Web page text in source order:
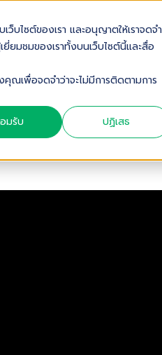
บไซต์ของเรา และอนุญาตให้เราจดจำ
ยี่ยมชมของเราทั้งบนเว็บไซต์นี้และสื่อ
คุณเพื่อจดจำว่าจะไม่มีการติดตามการ
มรับ ปฏิเสธ
INDUSTRIES SERVICES &